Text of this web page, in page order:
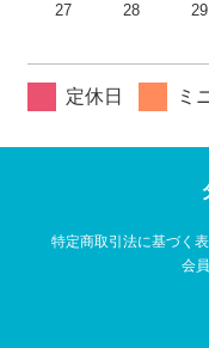
27 28 29
定休日 ミ
特定商取引法に基づく
会